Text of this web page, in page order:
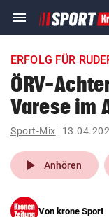
menu Navigation
ein-/
account_circle Anmelden
pin_drop
Wien
ERFOLG FÜR
ÖRV-
Varese im
Sport-Mix
play_arrow Anhören
Von krone Sport